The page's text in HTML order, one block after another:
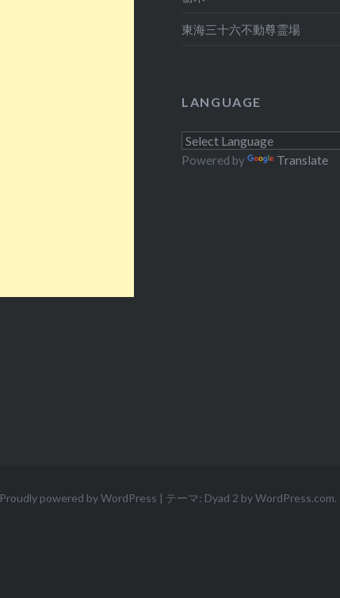
東海三十六不動尊霊場
LANGUAGE
Powered by Translate
Proudly powered by WordPress | テーマ: Dyad 2 byWordPress.com.